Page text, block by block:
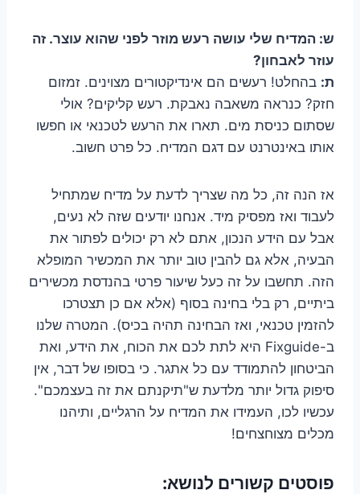
ש: המדיח שלי עושה רעש מוזר לפני שהוא עוצר. זה
עוזר לאבחון?
ת: בהחלט! רעשים הם אינדיקטורים מצוינים. זמזום
חזק? כנראה משאבה נאבקת. רעש קליקים? אולי
שסתום כניסת מים. תארו את הרעש לטכנאי או חפשו
אותו באינטרנט עם דגם המדיח. כל פרט חשוב.
אז הנה זה, כל מה שצריך לדעת על מדיח שמתחיל
לעבוד ואז מפסיק מיד. אנחנו יודעים שזה לא נעים,
אבל עם הידע הנכון, אתם לא רק יכולים לפתור את
הבעיה, אלא גם להבין טוב יותר את המכשיר המופלא
הזה. תחשבו על זה כעל שיעור פרטי בהנדסת מכשירים
ביתיים, רק בלי בחינה בסוף (אלא אם כן תצטרכו
להזמין טכנאי, ואז הבחינה תהיה בכיס). המטרה שלנו
ב-Fixguide היא לתת לכם את הכוח, את הידע, ואת
הביטחון להתמודד עם כל אתגר. כי בסופו של דבר, אין
סיפוק גדול יותר מלדעת ש"תיקנתם את זה בעצמכם".
עכשיו לכו, העמידו את המדיח על הרגליים, ותיהנו
מכלים מצוחצחים!
פוסטים קשורים לנושא: